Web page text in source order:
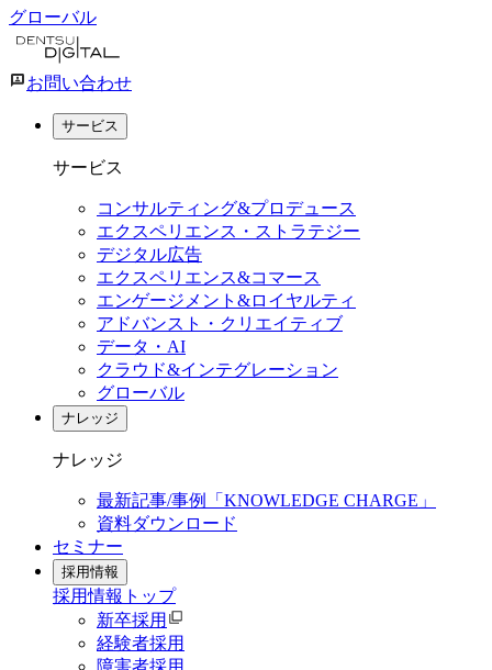
グローバル
お問い合わせ
サービス
サービス
コンサルティング&プロデュース
エクスペリエンス・ストラテジー
デジタル広告
エクスペリエンス&コマース
エンゲージメント&ロイヤルティ
アドバンスト・クリエイティブ
データ・AI
クラウド&インテグレーション
グローバル
ナレッジ
ナレッジ
最新記事/事例「KNOWLEDGE CHARGE」
資料ダウンロード
セミナー
採用情報
採用情報 トップ
新卒採用
経験者採用
障害者採用